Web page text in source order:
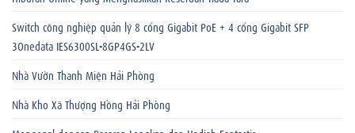
Switch công nghiệp quản lý 8 cổng Gigabit PoE + 4 cổng Gigabit SFP
3Onedata IES6300SL-8GP4GS-2LV
Nhà Vườn Thanh Miện Hải Phòng
Nhà Kho Xã Thượng Hồng Hải Phòng